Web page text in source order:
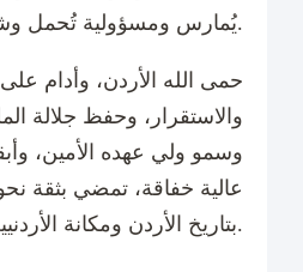
يُمارس ومسؤولية تُحمل وشرفًا يُصان.
حمى الله الأردن، وأدام
والاستقرار، وحفظ جلالة
وسمو ولي عهده الأمين،
عالية خفاقة، تمضي بثقة
بتاريخ الأردن ومكانة الأردنيين.